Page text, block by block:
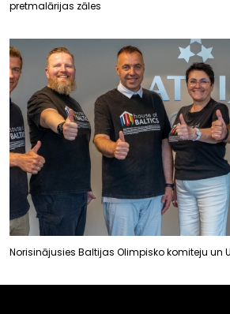
pretmalārijas zāles
Norisinājusies Baltijas Olimpisko komiteju un